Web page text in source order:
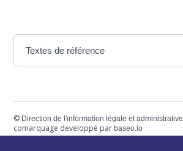
Textes de référence
© Direction de l'information légale et administrative
comarquage developpé parbaseo.io